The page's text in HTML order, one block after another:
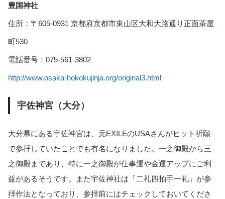
豊国神社
住所：〒605-0931 京都府京都市東山区大和大路通り正面茶屋
町530
電話番号：075-561-3802
http://www.osaka-hokokujinja.org/original3.html
宇佐神宮（大分）
大分県にある宇佐神宮は、元EXILEのUSAさんがヒット祈願
で参拝していたことでも有名になりました。一之御殿から三
之御殿まであり、特に一之御殿が仕事運や金運アップにご利
益があるそうです。また宇佐神社は「二礼四拍手一礼」が参
拝作法となっており、参拝前にはチェックしておいてくださ